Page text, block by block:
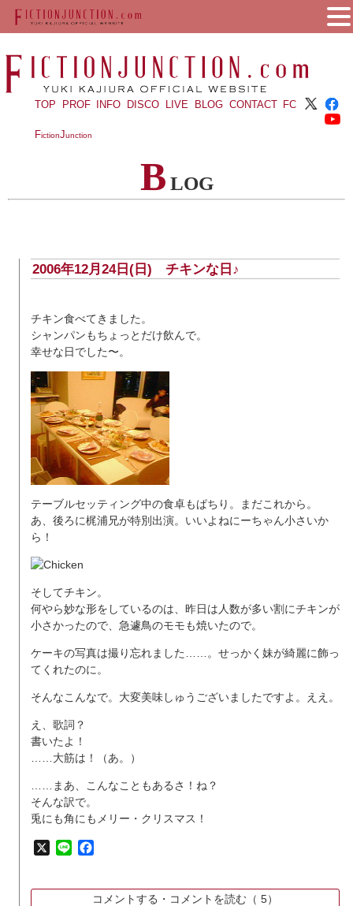
TOP PROF INFO DISCO LIVE BLOG CONTACT FC
FictionJunction
B LOG
2006年12月24日(日) チキンな日♪
チキン食べてきました。
シャンパンもちょっとだけ飲んで。
幸せな日でした〜。
テーブルセッティング中の食卓もぱちり。まだこれから。
あ、後ろに梶浦兄が特別出演。いいよねにーちゃん小さいか
ら！
そしてチキン。
何やら妙な形をしているのは、昨日は人数が多い割にチキンが
小さかったので、急遽鳥のモモも焼いたので。
ケーキの写真は撮り忘れました……。せっかく妹が綺麗に飾っ
てくれたのに。
そんなこんなで。大変美味しゅうございましたですよ。ええ。
え、歌詞？
書いたよ！
……大筋は！（あ。）
……まあ、こんなこともあるさ！ね？
そんな訳で。
兎にも角にもメリー・クリスマス！
X Line
コメントする・コメントを読む（ 5）